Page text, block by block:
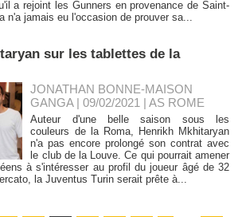
a rejoint les Gunners en provenance de Saint-
n'a jamais eu l'occasion de prouver sa...
sur les tablettes de la
JONATHAN BONNE-MAISON
GANGA | 09/02/2021 |AS ROME
Auteur d'une belle saison sous les
couleurs de la Roma, Henrikh Mkhitaryan
n'a pas encore prolongé son contrat avec
le club de la Louve. Ce qui pourrait amener
à s'intéresser au profil du joueur âgé de 32
la Juventus Turin serait prête à...